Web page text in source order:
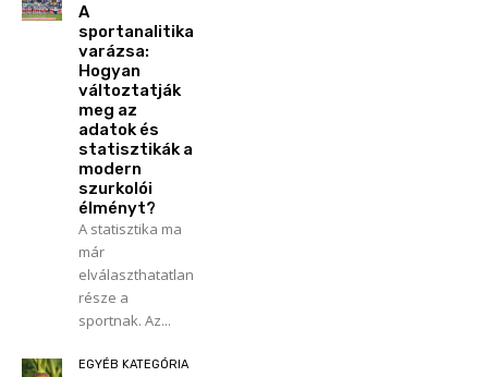
A
sportanalitika
varázsa:
Hogyan
változtatják
meg az
adatok és
statisztikák a
modern
szurkolói
élményt?
A statisztika ma
már
elválaszthatatlan
része a
sportnak. Az...
EGYÉB KATEGÓRIA